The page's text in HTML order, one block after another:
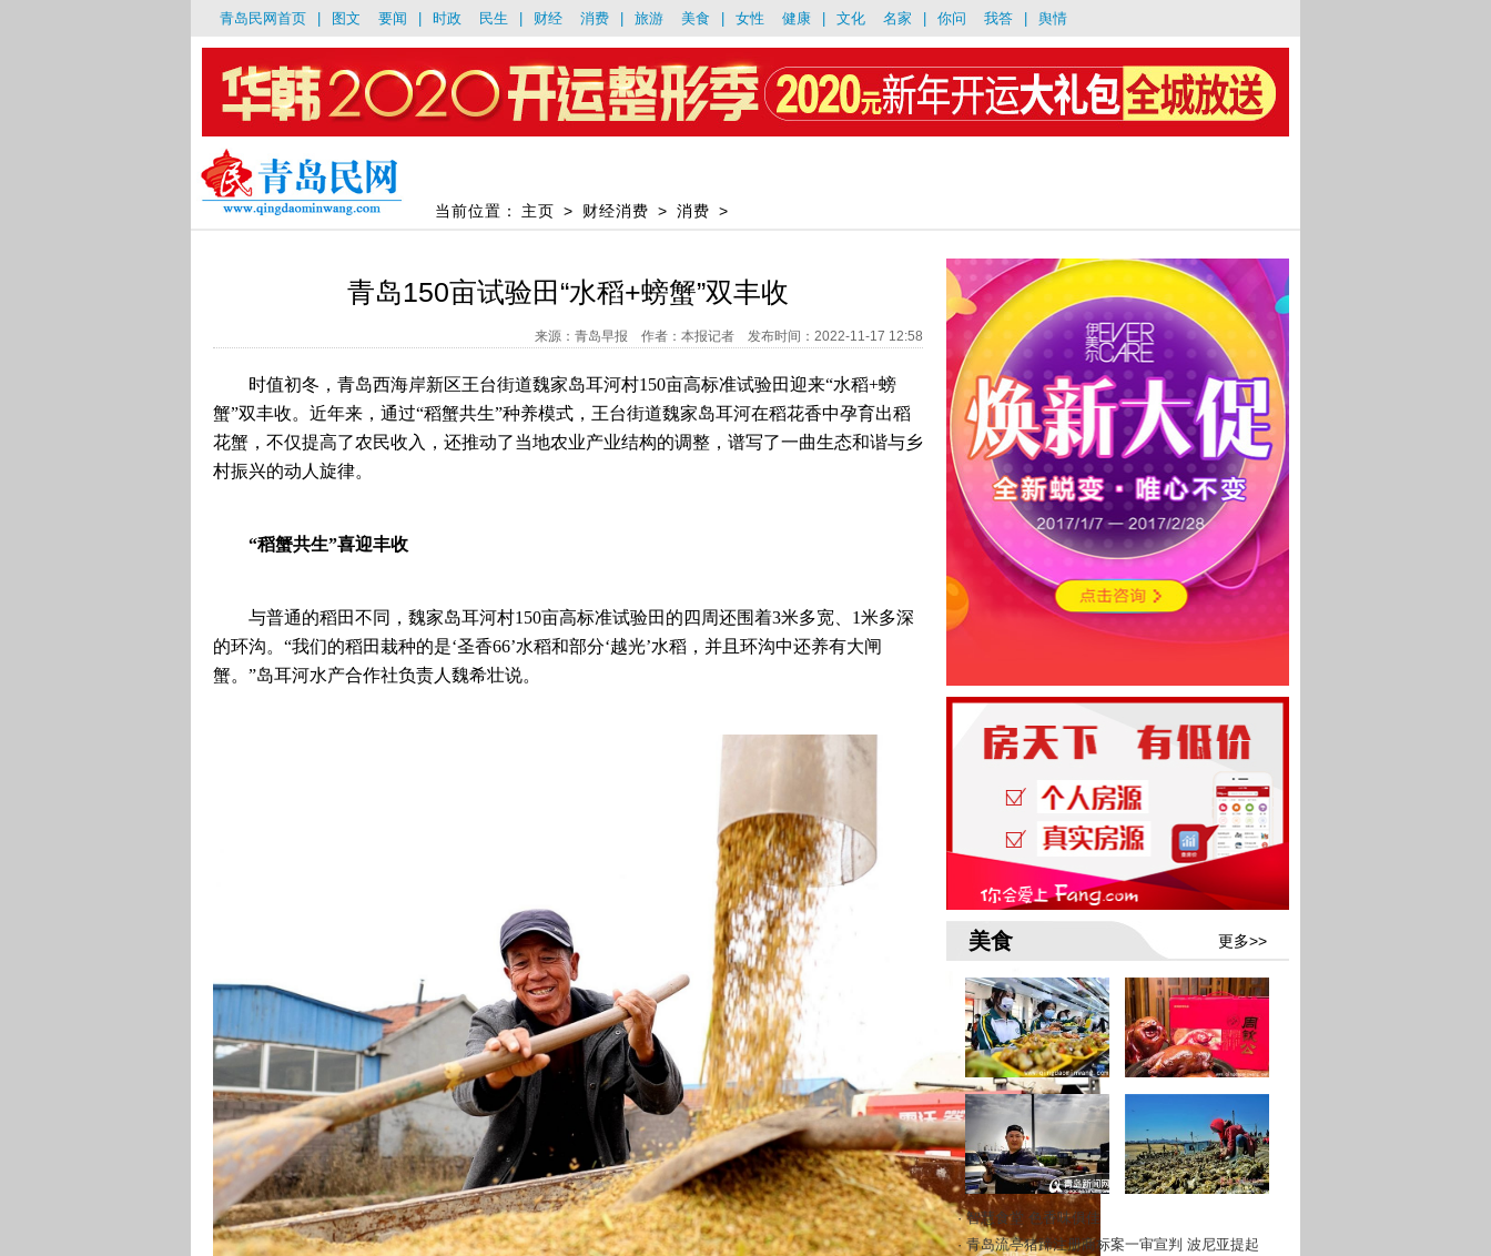
青岛民网首页 图文 要闻 时政 民生 财经 消费 旅游 美食 女性 健康 文化 名家 你问 我答 舆情
当前位置： 主页 > 财经消费 > 消费 >
青岛150亩试验田“水稻+螃蟹”双丰收
来源：青岛早报 作者：本报记者 发布时间：2022-11-17 12:58
时值初冬，青岛西海岸新区王台街道魏家岛耳河村150亩高标准试验田迎来“水稻+螃
蟹”双丰收。近年来，通过“稻蟹共生”种养模式，王台街道魏家岛耳河在稻花香中孕育出稻
花蟹，不仅提高了农民收入，还推动了当地农业产业结构的调整，谱写了一曲生态和谐与乡
村振兴的动人旋律。
“稻蟹共生”喜迎丰收
与普通的稻田不同，魏家岛耳河村150亩高标准试验田的四周还围着3米多宽、1米多深
的环沟。“我们的稻田栽种的是‘圣香66’水稻和部分‘越光’水稻，并且环沟中还养有大闸
蟹。”岛耳河水产合作社负责人魏希壮说。
美食 更多>>
· 智慧食堂 色香味俱佳
· 青岛流亭猪蹄注册商标案一审宣判 波尼亚提起